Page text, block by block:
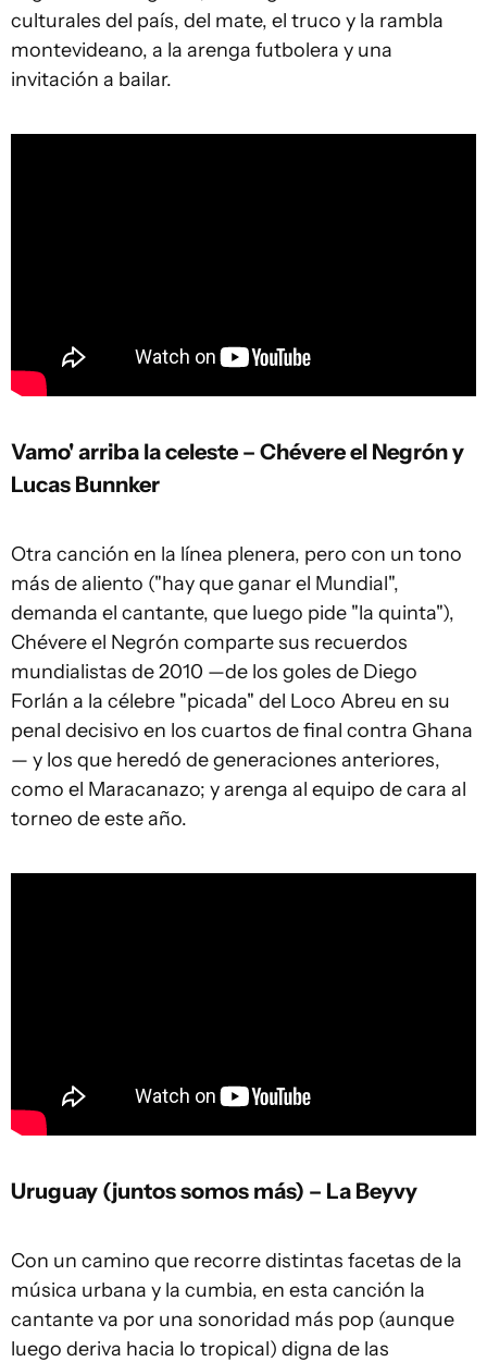
culturales del país, del mate, el truco y la rambla
montevideano, a la arenga futbolera y una
invitación a bailar.
Vamo' arriba la celeste – Chévere el Negrón y
Lucas Bunnker
Otra canción en la línea plenera, pero con un tono
más de aliento ("hay que ganar el Mundial",
demanda el cantante, que luego pide "la quinta"),
Chévere el Negrón comparte sus recuerdos
mundialistas de 2010 —de los goles de Diego
Forlán a la célebre "picada" del Loco Abreu en su
penal decisivo en los cuartos de final contra Ghana
— y los que heredó de generaciones anteriores,
como el Maracanazo; y arenga al equipo de cara al
torneo de este año.
Uruguay (juntos somos más) – La Beyvy
Con un camino que recorre distintas facetas de la
música urbana y la cumbia, en esta canción la
cantante va por una sonoridad más pop (aunque
luego deriva hacia lo tropical) digna de las